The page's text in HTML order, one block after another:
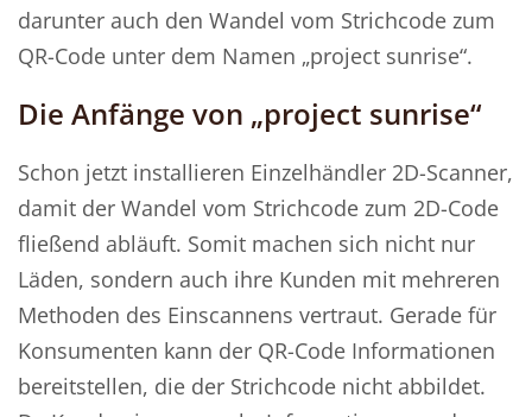
darunter auch den Wandel vom Strichcode zum
QR-Code unter dem Namen „project sunrise“.
Die Anfänge von „project sunrise“
Schon jetzt installieren Einzelhändler 2D-Scanner,
damit der Wandel vom Strichcode zum 2D-Code
fließend abläuft. Somit machen sich nicht nur
Läden, sondern auch ihre Kunden mit mehreren
Methoden des Einscannens vertraut. Gerade für
Konsumenten kann der QR-Code Informationen
bereitstellen, die der Strichcode nicht abbildet.